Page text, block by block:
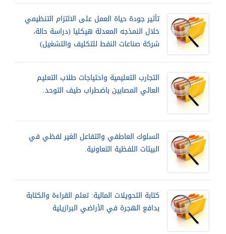
تأثير جودة حياة العمل على الالتزام التنظيمي
خلال النمذجه المعدلة هيكليا (دراسة حالة،
شركة صناعات النفط للتكليف والتشغيل)
التجارب التعليمية واحتياجات طلاب التعليم
العالي المصابين باضطراب طيف التوحد.
السلوك العاطفي والتفاعل الغير لفظي في
البيئات اللفظية التعاونية.
كتابة التحويلات المالية: تعلم القراءة والكتابة
بدافع الهجرة في الأراضي البرازيلية